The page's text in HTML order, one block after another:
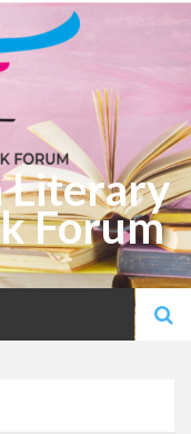
Literary
Forum